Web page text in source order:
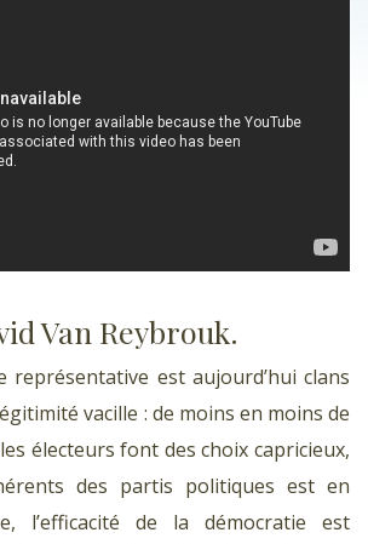
Van Reybrouk.
représentative est aujourd’hui clans
vacille : de moins en moins de
électeurs font des choix capricieux,
des partis politiques est en
l’efficacité de la démocratie est